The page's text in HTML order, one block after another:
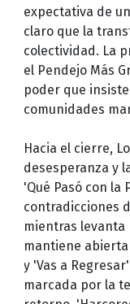
expectativa de
claro que la
colectividad. La
el Pendejo Más
poder que
comunidades
Hacia el cierre,
desesperanza y
'Qué Pasó con la
contradicciones
mientras levanta
mantiene
y 'Vas a
marcada por la